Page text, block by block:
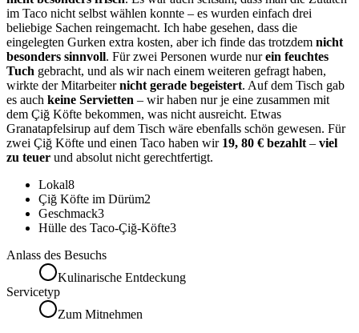
im Taco nicht selbst wählen konnte – es wurden einfach drei
beliebige Sachen reingemacht. Ich habe gesehen, dass die
eingelegten Gurken extra kosten, aber ich finde das trotzdem nicht
besonders sinnvoll. Für zwei Personen wurde nurein feuchtes
Tuch gebracht, und als wir nach einem weiteren gefragt haben,
wirkte der Mitarbeiternicht gerade begeistert. Auf dem Tisch gab
es auch keine Servietten – wir haben nur je eine zusammen mit
dem Çiğ Köfte bekommen, was nicht ausreicht. Etwas
Granatapfelsirup auf dem Tisch wäre ebenfalls schön gewesen. Für
zwei Çiğ Köfte und einen Taco haben wir 19, 80 € bezahlt – viel
zu teuer und absolut nicht gerechtfertigt.
Lokal8
Çiğ Köfte im Dürüm2
Geschmack3
Hülle des Taco-Çiğ-Köfte3
Anlass des Besuchs
Kulinarische Entdeckung
Servicetyp
Zum Mitnehmen